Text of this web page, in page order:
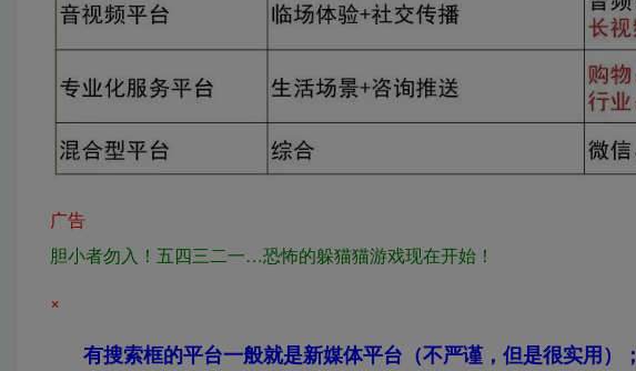
广告
胆小者勿入！五四三二一…恐怖的躲猫猫游戏现在开始！
×
有搜索框的平台一般就是新媒体平台（不严谨，但是很实用）；